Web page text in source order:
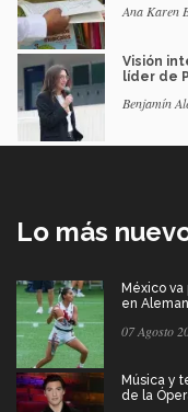
Ana Karen
Visión
líder de
Benjamín
Lo más
México
en
07 Agosto
Música y
de la